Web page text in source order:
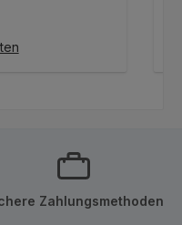
Zahlungsmethoden